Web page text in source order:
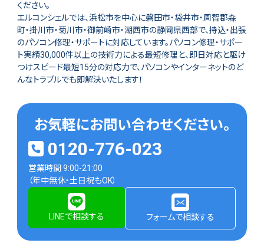
ください。
エルコンシェルでは、浜松市を中心に磐田市・袋井市・周智郡森
町・掛川市・菊川市・御前崎市・湖西市の静岡県西部で、持込・出張
のパソコン修理・サポートに対応しています。パソコン修理・サポー
ト実績30,000件以上の技術力による最短修理と、即日対応と駆け
つけスピード最短15分の対応力で、パソコンやインターネットのど
んなトラブルでも即解決いたします！
お気軽にお問い合わせください。
0120-776-023
営業時間 9:00-21:00
（年中無休・土日祝もOK）
LINEで相談する フォームで相談する